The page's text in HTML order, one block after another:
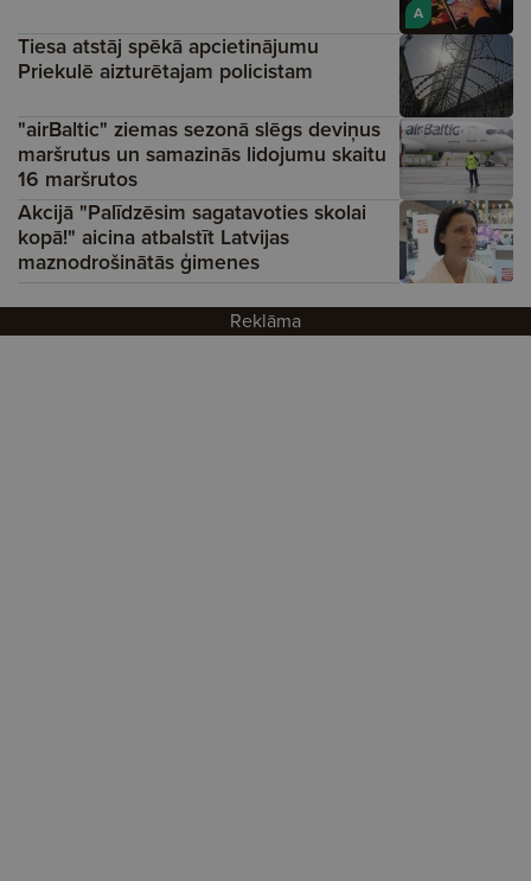
A
Tiesa atstāj spēkā apcietinājumu
Priekulē aizturētajam policistam
"airBaltic" ziemas sezonā slēgs deviņus
maršrutus un samazinās lidojumu skaitu
16 maršrutos
Akcijā "Palīdzēsim sagatavoties skolai
kopā!" aicina atbalstīt Latvijas
maznodrošinātās ģimenes
Reklāma